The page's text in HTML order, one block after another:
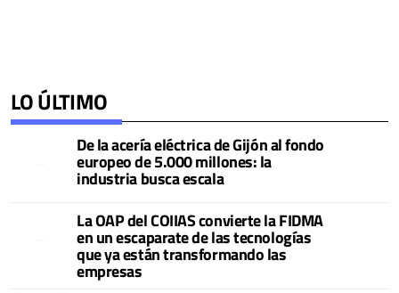
LO ÚLTIMO
De la acería eléctrica de Gijón al fondo
europeo de 5.000 millones: la
industria busca escala
La OAP del COIIAS convierte la FIDMA
en un escaparate de las tecnologías
que ya están transformando las
empresas